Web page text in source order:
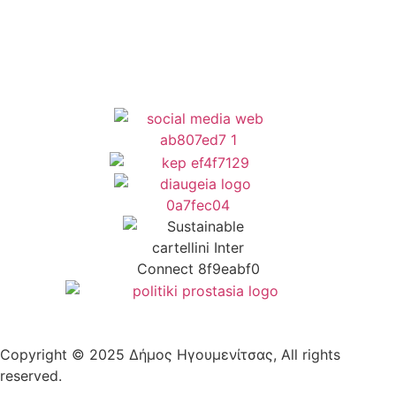
Copyright © 2025 Δήμος Ηγουμενίτσας, All rights
reserved.